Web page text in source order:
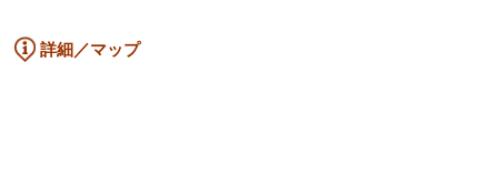
詳細／マップ